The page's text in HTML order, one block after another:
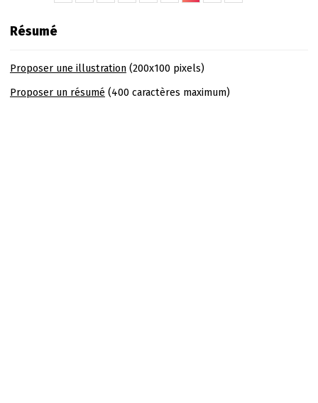
Résumé
Proposer une illustration(200x100 pixels)
Proposer un résumé (400 caractères maximum)